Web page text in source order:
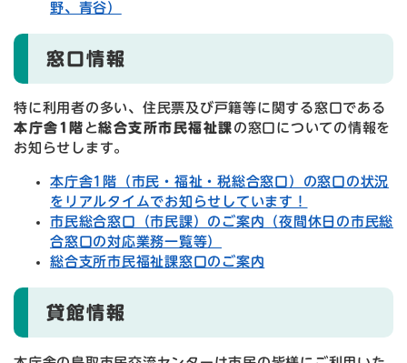
野、青谷）
窓口情報
特に利用者の多い、住民票及び戸籍等に関する窓口である
本庁舎1階 と総合支所市民福祉課 の窓口についての情報を
お知らせします。
本庁舎1階（市民・福祉・税総合窓口）の窓口の状況
をリアルタイムでお知らせしています！
市民総合窓口（市民課）のご案内（夜間休日の市民総
合窓口の対応業務一覧等）
総合支所市民福祉課窓口のご案内
貸館情報